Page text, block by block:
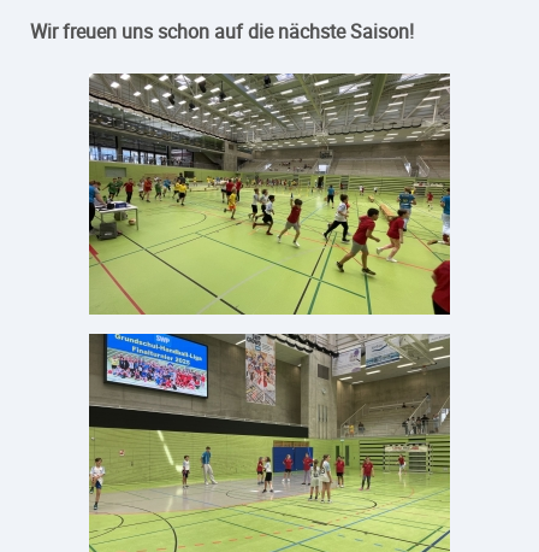
Wir freuen uns schon auf die nächste Saison!